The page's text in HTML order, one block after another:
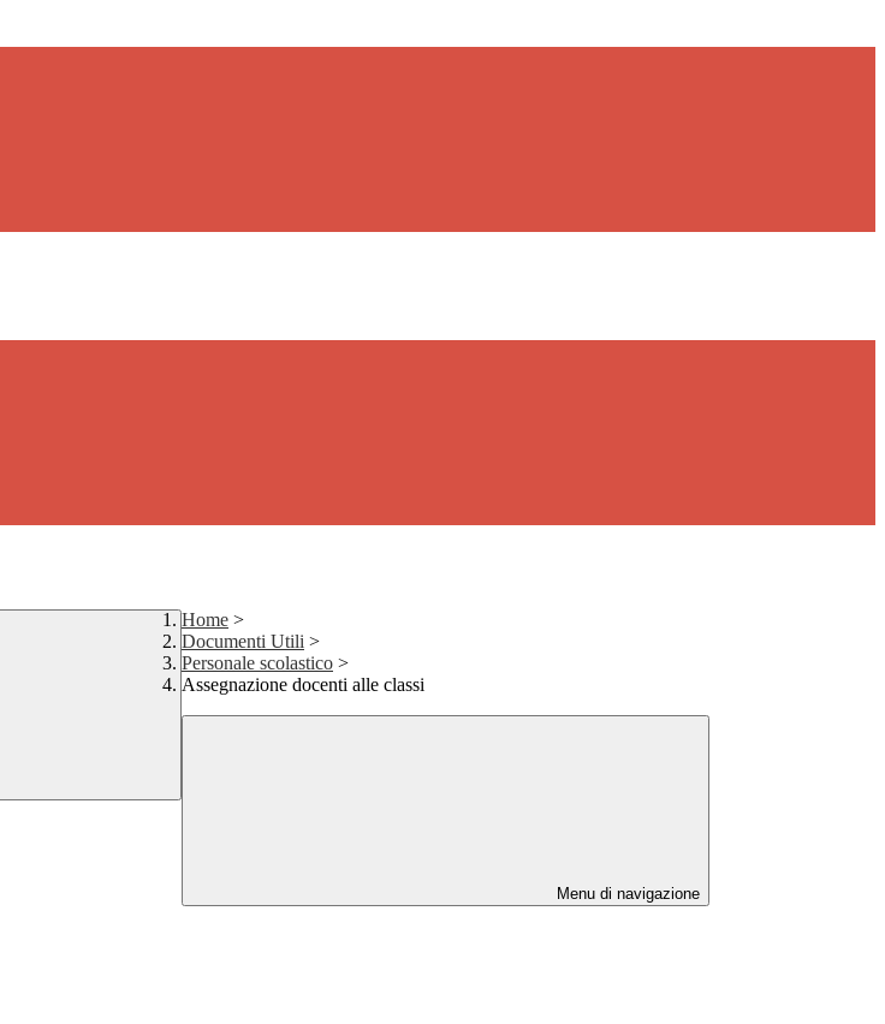
Home >
Documenti Utili >
Personale scolastico >
Assegnazione docenti alle classi
Menu di navigazione